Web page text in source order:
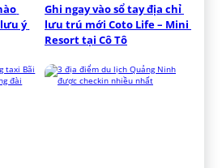
ý
Ghi ngay vào sổ tay địa chỉ
lưu trú mới Coto Life – Mini
Resort tại Cô Tô